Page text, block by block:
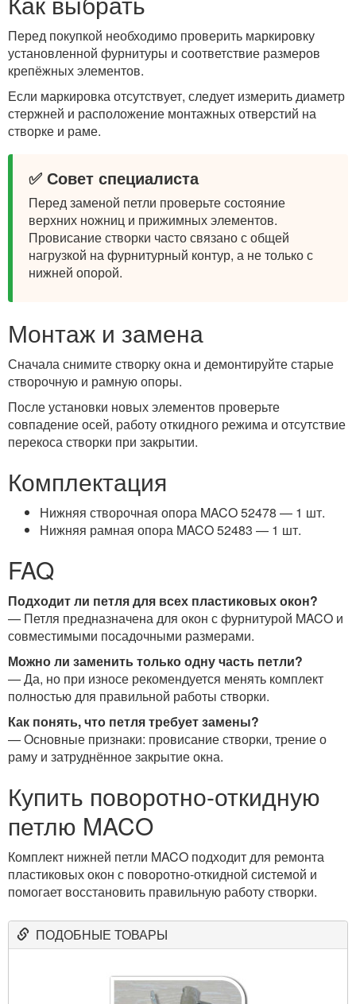
Перед покупкой необходимо проверить маркировку
установленной фурнитуры и соответствие размеров
крепёжных элементов.
Если маркировка отсутствует, следует измерить диаметр
стержней и расположение монтажных отверстий на
створке и раме.
✅ Совет специалиста
Перед заменой петли проверьте состояние
верхних ножниц и прижимных элементов.
Провисание створки часто связано с общей
нагрузкой на фурнитурный контур, а не только с
нижней опорой.
Монтаж и замена
Сначала снимите створку окна и демонтируйте старые
створочную и рамную опоры.
После установки новых элементов проверьте
совпадение осей, работу откидного режима и отсутствие
перекоса створки при закрытии.
Комплектация
Нижняя створочная опора MACO 52478 — 1 шт.
Нижняя рамная опора MACO 52483 — 1 шт.
FAQ
Подходит ли петля для всех пластиковых окон?
— Петля предназначена для окон с фурнитурой MACO и
совместимыми посадочными размерами.
Можно ли заменить только одну часть петли?
— Да, но при износе рекомендуется менять комплект
полностью для правильной работы створки.
Как понять, что петля требует замены?
— Основные признаки: провисание створки, трение о
раму и затруднённое закрытие окна.
Купить поворотно-откидную
петлю MACO
Комплект нижней петли MACO подходит для ремонта
пластиковых окон с поворотно-откидной системой и
помогает восстановить правильную работу створки.
ПОДОБНЫЕ ТОВАРЫ